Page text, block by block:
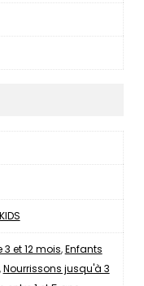
3 et 12 mois,Enfants
,Nourrissons jusqu'à 3